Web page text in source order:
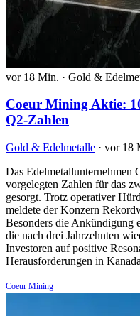
vor 18 Min. · Gold &
Coeur Mining Aktie:
Q2-Zahlen
Gold & Edelmetalle · vor 18
Das Edelmetallunternehmen
vorgelegten Zahlen für das
gesorgt. Trotz operativer
meldete der Konzern
Besonders die Ankündigung
die nach drei Jahrzehnten
Investoren auf positive
Herausforderungen in
Coeur Mining